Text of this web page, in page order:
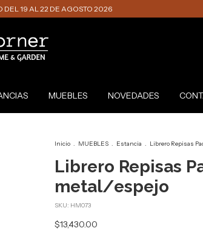
DEL 19 AL 22 DE AGOSTO 2026
MUEBLES NOVEDADES
Inicio . MUEBLES . Estancia . Librero Repisas
Librero Repisas
metal/espejo
SKU: HM073
$13,430.00